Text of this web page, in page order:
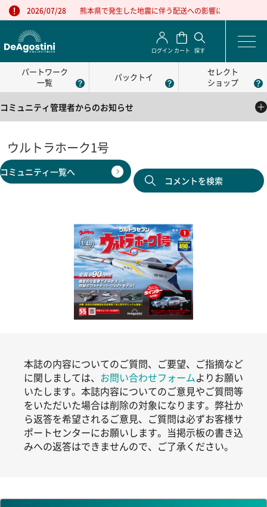
2026/07/28 熊本県で発生した地震に伴う配送への影響について
ログイン カート 探す
パートワーク
一覧
パックトイ
セレクト
ショップ
コミュニティ管理者からのお知らせ
公式コミュニティの利用方法について
2025/05/01
公式コミュニティの利用規約
ウルトラホーク1号
コミュニティ一覧へ
コメントを検索
本誌の内容についてのご質問、ご要望、ご指摘など
に関しましては、 お問い合わせフォームよりお願い
いたします。本誌内容についてのご意見やご質問等
をいただいた場合は削除の対象になります。弊社か
ら返答を希望されるご意見、ご質問は必ずお客様サ
ポートセンターにお願いします。当掲示板の書き込
みへの返答はできませんので、ご了承ください。